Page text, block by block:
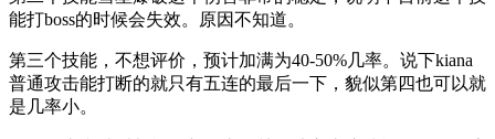
能打boss的时候会失效。原因不知道。
第三个技能，不想评价，预计加满为40-50%几率。说下kiana
普通攻击能打断的就只有五连的最后一下，貌似第四也可以就
是几率小。